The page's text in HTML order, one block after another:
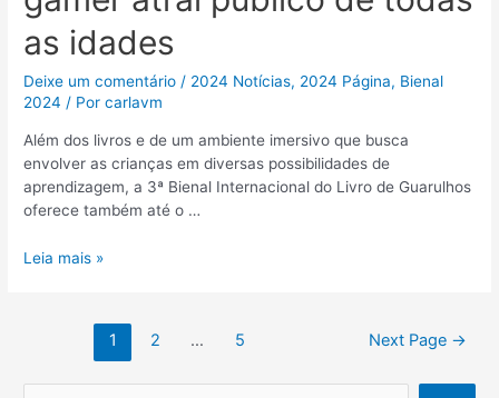
as idades
Deixe um comentário / 2024 Notícias, 2024 Página, Bienal
2024 / Porcarlavm
Além dos livros e de um ambiente imersivo que busca
envolver as crianças em diversas possibilidades de
aprendizagem, a 3ª Bienal Internacional do Livro de Guarulhos
oferece também até o …
Leia mais »
1 2 … 5 Next Page →